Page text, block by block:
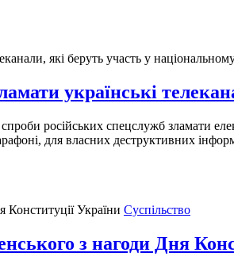
українські
російських спецслужб зламати
для власних деструктивних
Суспільство
з нагоди Дня